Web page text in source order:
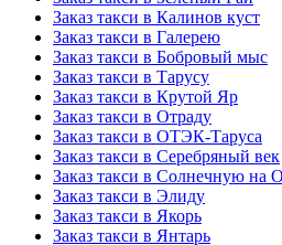
Заказ такси в Калинов куст
Заказ такси в Галерею
Заказ такси в Бобровый мыс
Заказ такси в Тарусу
Заказ такси в Крутой Яр
Заказ такси в Отраду
Заказ такси в ОТЭК-Таруса
Заказ такси в Серебряный век
Заказ такси в Солнечную на
Заказ такси в Элиду
Заказ такси в Якорь
Заказ такси в Янтарь